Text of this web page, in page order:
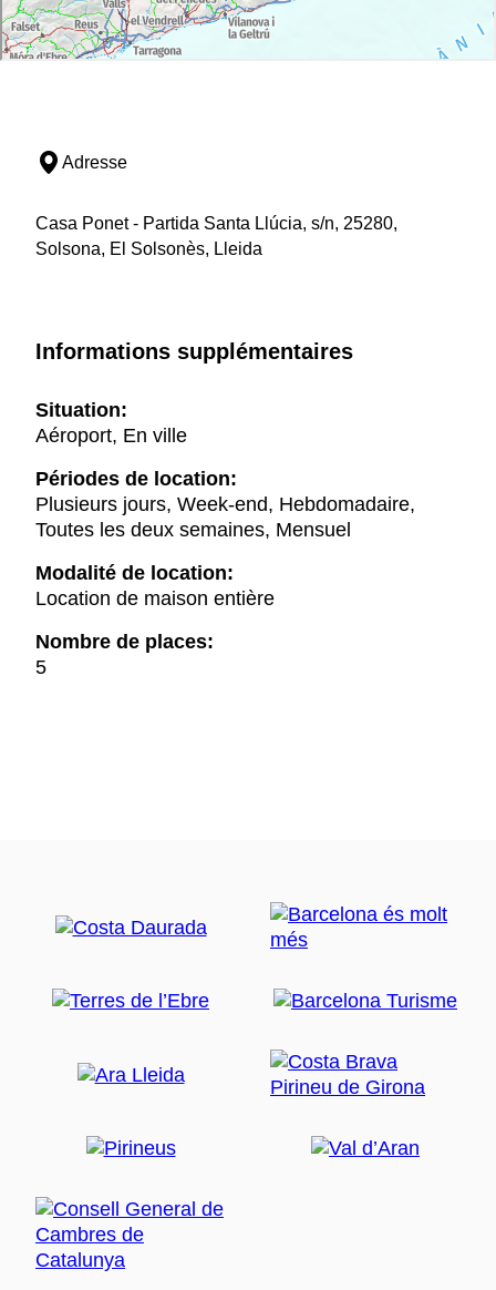
Adresse
Casa Ponet - Partida Santa Llúcia, s/n, 25280,
Solsona, El Solsonès, Lleida
Informations supplémentaires
Situation:
Aéroport, En ville
Périodes de location:
Plusieurs jours, Week-end, Hebdomadaire,
Toutes les deux semaines, Mensuel
Modalité de location:
Location de maison entière
Nombre de places:
5